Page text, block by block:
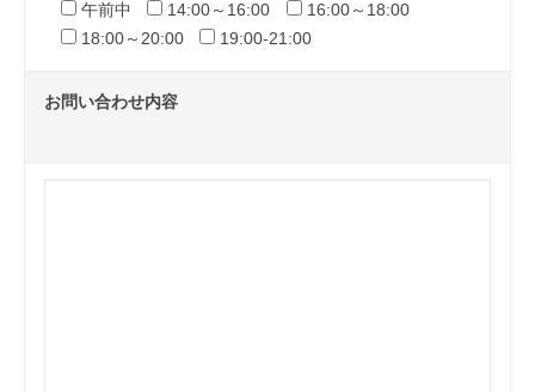
午前中 14:00～16:00
16:00～18:00
18:00～20:00
19:00-21:00
お問い合わせ内容